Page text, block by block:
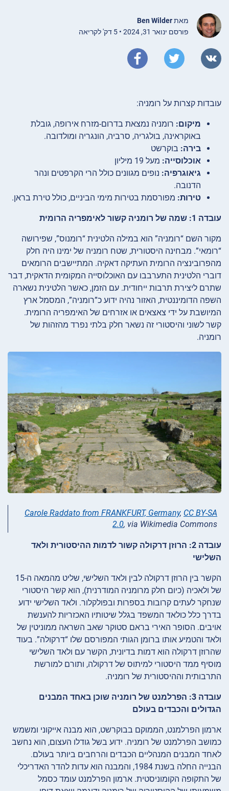
מאתBen Wilder
פורסם ינואר 31, 2024 • 5 דק' לקריאה
עובדות קצרות על רומניה:
מיקום: רומניה נמצאת בדרום-מזרח אירופה, גובלת
באוקראינה, בולגריה, סרביה, הונגריה ומולדובה.
בירה: בוקרשט
אוכלוסייה: מעל 19 מיליון
גיאוגרפיה: נופים מגוונים כולל הרי הקרפטים ונהר
הדנובה.
טירות: מפורסמת בטירות מימי הביניים, כולל טירת בראן.
עובדה 1: שמה של רומניה קשור לאימפריה הרומית
מקור השם “רומניה” הוא במילה הלטינית “רומנוס”, שפירושה
“רומאי”. מבחינה היסטורית, שטח רומניה של ימינו היה חלק
מהפרובינציה הרומית העתיקה דאקיה. המתיישבים הרומאים
דוברי הלטינית התערבבו עם האוכלוסייה המקומית הדאקית, דבר
שתרם ליצירת תרבות ייחודית. עם הזמן, כאשר הלטינית נשארה
השפה הדומיננטית, האזור נהיה ידוע כ”רומניה”, המסמל ארץ
המיושבת על ידי צאצאים או אזרחים של האימפריה הרומית.
קשר לשוני והיסטורי זה נשאר חלק בלתי נפרד מהזהות של
רומניה.
Carole Raddato from FRANKFURT, Germany, CC BY-SA
2.0, via Wikimedia Commons
עובדה 2: הרוזן דרקולה קשור לדמות ההיסטורית ולאד
השלישי
הקשר בין הרוזן דרקולה לבין ולאד השלישי, שליט מהמאה ה-15
של ולאכיה (כיום חלק מרומניה המודרנית), הוא קשר היסטורי
שנחקר לעתים קרובות בספרות ובפולקלור. ולאד השלישי ידוע
בדרך כלל כולאד המשפד בגלל שיטותיו האכזריות להענשת
אויבים. הסופר האירי בראם סטוקר שאב השראה ממוניטין של
ולאד והטמיע אותו ברומן הגותי המפורסם שלו “דרקולה”. בעוד
שהרוזן דרקולה הוא דמות בדיונית, הקשר עם ולאד השלישי
מוסיף ממד היסטורי למיתוס של דרקולה, ותורם למורשת
התרבותית וההיסטורית של רומניה.
עובדה 3: הפרלמנט של רומניה שוכן באחד המבנים
הגדולים והכבדים בעולם
ארמון הפרלמנט, הממוקם בבוקרשט, הוא מבנה אייקוני ומשמש
כמושב הפרלמנט של רומניה. ידוע בשל גודלו העצום, הוא נחשב
לאחד המבנים המנהליים הכבדים והרחבים ביותר בעולם.
הבנייה החלה בשנת 1984, והמבנה הוא עדות להדר האדריכלי
של התקופה הקומוניסטית. ארמון הפרלמנט עומד כסמל